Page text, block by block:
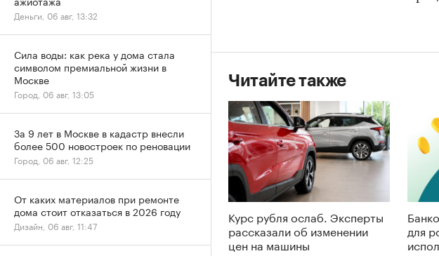
Читайте также
Курс рубля ослаб. Эксперты
рассказали об изменении
цен на машины
для
Деньги, 06 авг, 13:32
Сила воды: как река у дома стала
символом премиальной жизни в
Москве
Город, 06 авг, 13:05
За 9 лет в Москве в кадастр внесли
более 500 новостроек по реновации
Город, 06 авг, 12:25
От каких материалов при ремонте
дома стоит отказаться в 2026 году
Дизайн, 06 авг, 11:47